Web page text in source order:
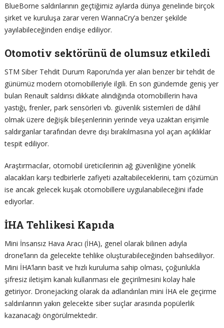
BlueBorne saldırılarının geçtiğimiz aylarda dünya genelinde birçok
şirket ve kuruluşa zarar veren WannaCry’a benzer şekilde
yayılabileceğinden endişe ediliyor.
Otomotiv sektörünü de olumsuz etkiledi
STM Siber Tehdit Durum Raporu’nda yer alan benzer bir tehdit de
günümüz modern otomobilleriyle ilgili. En son gündemde geniş yer
bulan Renault saldırısı dikkate alındığında otomobillerin hava
yastığı, frenler, park sensörleri vb. güvenlik sistemleri de dâhil
olmak üzere değişik bileşenlerinin yerinde veya uzaktan erişimle
saldırganlar tarafından devre dışı bırakılmasına yol açan açıklıklar
tespit ediliyor.
Araştırmacılar, otomobil üreticilerinin ağ güvenliğine yönelik
alacakları karşı tedbirlerle zafiyeti azaltabileceklerini, tam çözümün
ise ancak gelecek kuşak otomobillere uygulanabileceğini ifade
ediyorlar.
İHA Tehlikesi Kapıda
Mini İnsansız Hava Aracı (İHA), genel olarak bilinen adıyla
drone’ların da gelecekte tehlike oluşturabileceğinden bahsediliyor.
Mini İHA’ların basit ve hızlı kuruluma sahip olması, çoğunlukla
şifresiz iletişim kanalı kullanması ele geçirilmesini kolay hale
getiriyor. Dronejacking olarak da adlandırılan mini İHA ele geçirme
saldırılarının yakın gelecekte siber suçlar arasında popülerlik
kazanacağı öngörülmektedir.